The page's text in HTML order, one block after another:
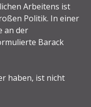
Arbeitens ist
Politik. In einer
an der
Barack
haben, ist nicht